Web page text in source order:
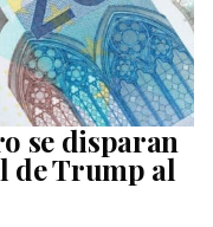
se disparan
de Trump al